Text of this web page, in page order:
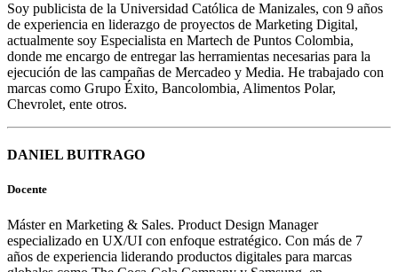
Soy publicista de la Universidad Católica de Manizales, con 9 años
de experiencia en liderazgo de proyectos de Marketing Digital,
actualmente soy Especialista en Martech de Puntos Colombia,
donde me encargo de entregar las herramientas necesarias para la
ejecución de las campañas de Mercadeo y Media. He trabajado con
marcas como Grupo Éxito, Bancolombia, Alimentos Polar,
Chevrolet, ente otros.
DANIEL BUITRAGO
Docente
Máster en Marketing & Sales. Product Design Manager
especializado en UX/UI con enfoque estratégico. Con más de 7
años de experiencia liderando productos digitales para marcas